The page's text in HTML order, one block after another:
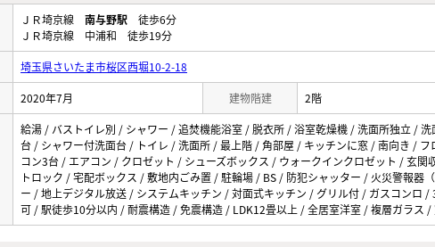
ＪＲ埼京線 南与野駅 徒歩6分
ＪＲ埼京線 中浦和 徒歩19分
埼玉県さいたま市桜区西堀10-2-18
2020年7月 建物階建 2階
給湯 / バストイレ別 / シャワー / 追焚機能浴室 / 脱衣所 / 浴室乾燥機 / 洗面所独立 /
台 / シャワー付洗面台 / トイレ / 洗面所 / 最上階 / 角部屋 / キッチンに窓 / 南向き /
コン3台 / エアコン / クロゼット / シューズボックス / ウォークインクロゼット / 玄
トロック / 宅配ボックス / 敷地内ごみ置 / 駐輪場 / BS / 防犯シャッター / 火災警報
ー / 地上デジタル放送 / システムキッチン / 対面式キッチン / グリル付 / ガスコンロ
可 / 駅徒歩10分以内 / 耐震構造 / 免震構造 / LDK12畳以上 / 全居室洋室 / 複層ガラス